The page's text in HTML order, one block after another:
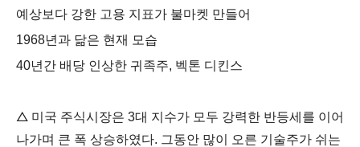
예상보다 강한 고용 지표가 불마켓 만들어
1968년과 닮은 현재 모습
40년간 배당 인상한 귀족주, 벡톤 디킨스
△ 미국 주식시장은 3대 지수가 모두 강력한 반등세를 이어
나가며 큰 폭 상승하였다. 그동안 많이 오른 기술주가 쉬는